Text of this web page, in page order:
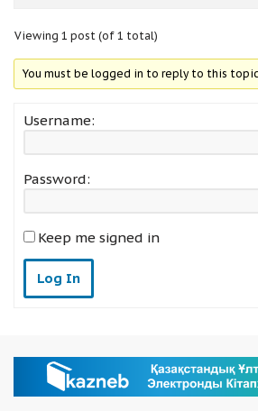
Viewing 1 post (of 1 total)
You must be logged in to reply to this
Username:
Password:
Keep me signed in
Log In